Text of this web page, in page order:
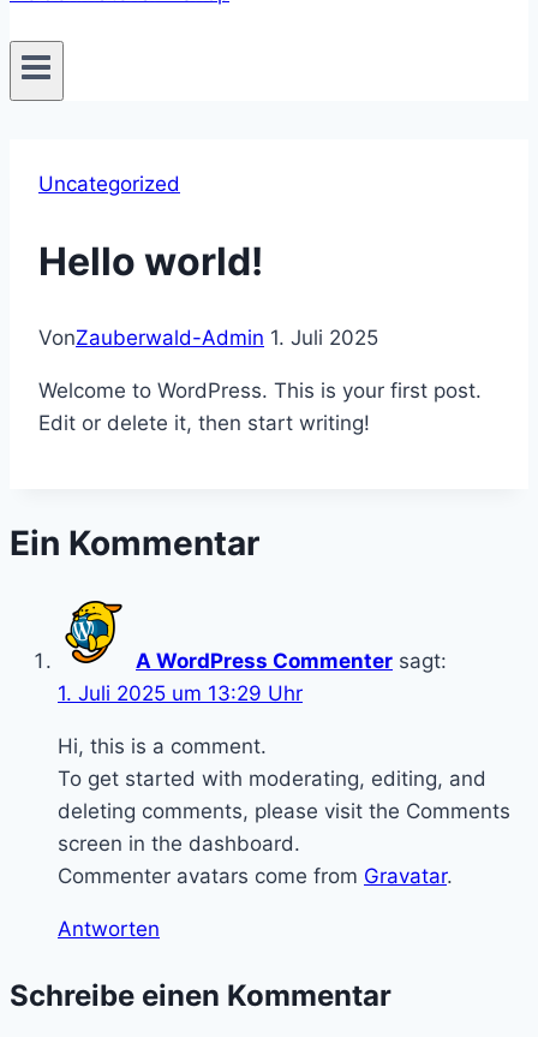
Uncategorized
Hello world!
VonZauberwald-Admin 1. Juli 2025
Welcome to WordPress. This is your first post.
Edit or delete it, then start writing!
Ein Kommentar
A WordPress Commenter sagt:
1. Juli 2025 um 13:29 Uhr
Hi, this is a comment.
To get started with moderating, editing, and
deleting comments, please visit the Comments
screen in the dashboard.
Commenter avatars come from Gravatar.
Antworten
Schreibe einen Kommentar